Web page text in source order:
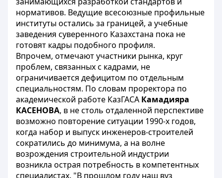
нормативов. Ведущие всесоюзные профильные
институты остались за границей, а учебные
заведения суверенного Казахстана пока не
готовят кадры подобного профиля.
Впрочем, отмечают участники рынка, круг
проблем, связанных с кадрами, не
ограничивается дефицитом по отдельным
специальностям. По словам проректора по
академической работе КазГАСА Камадияра
КАСЕНОВА, в не столь отдаленной перспективе
возможно повторение ситуации 1990-х годов,
когда набор и выпуск инженеров-строителей
сократились до минимума, а на волне
возрождения строительной индустрии
возникла острая потребность в компетентных
специалистах. "В прошлом году наш вуз